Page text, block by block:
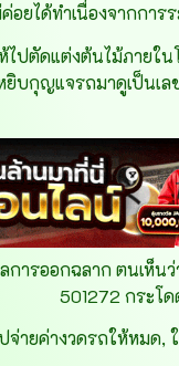
อยได้ทำเนื่องจากการ
ปตัดแต่งต้นไม้ภายใ
บกุญแจรถมาดูเป็นเ
ารออกฉลาก ตนเห็น
501272 กระโ
จ่ายค่างวดรถให้หมด